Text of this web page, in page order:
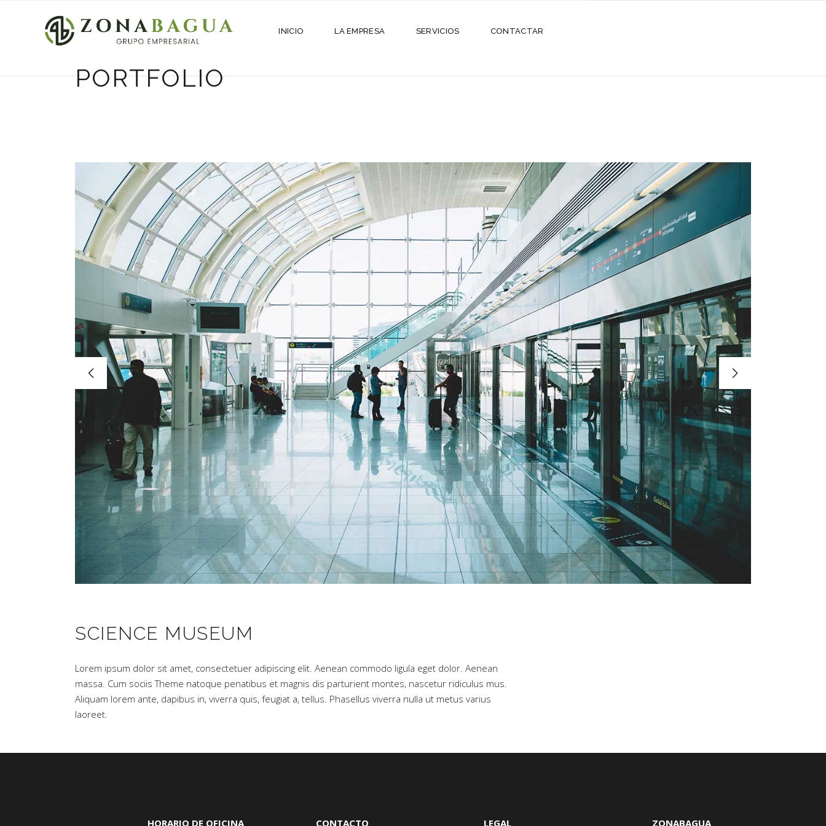
INICIO LA EMPRESA SERVICIOS CONTACTAR
PORTFOLIO
SCIENCE MUSEUM
Lorem ipsum dolor sit amet, consectetuer adipiscing elit. Aenean commodo ligula eget dolor. Aenean
massa. Cum sociis Theme natoque penatibus et magnis dis parturient montes, nascetur ridiculus mus.
Aliquam lorem ante, dapibus in, viverra quis, feugiat a, tellus. Phasellus viverra nulla ut metus varius
laoreet.
HORARIO DE OFICINA CONTACTO LEGAL ZONABAGUA